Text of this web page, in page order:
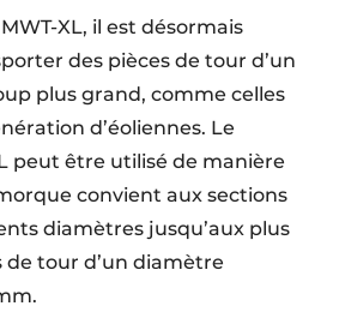
XL, il est désormais
des pièces de tour d’un
plus grand, comme celles
d’éoliennes. Le
peut être utilisé de manière
convient aux sections
diamètres jusqu’aux plus
de tour d’un diamètre